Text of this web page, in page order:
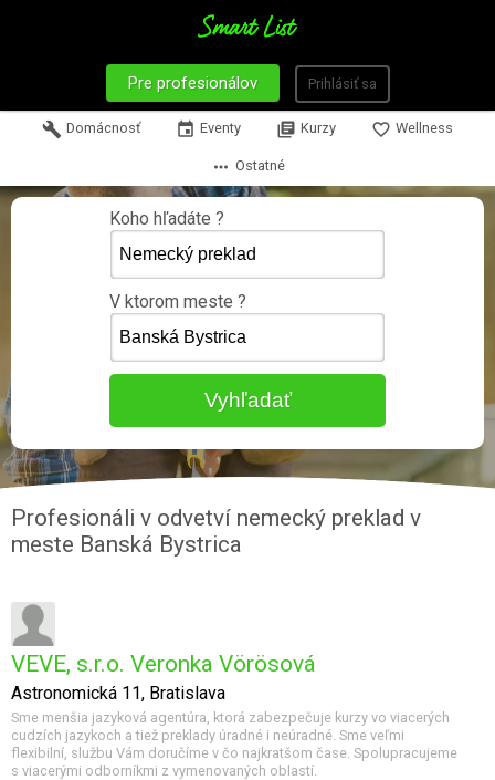
Pre profesionálov Prihlásiť sa
build Domácnosť event Eventy library_books Kurzy favorite_border Wellness
more_horiz Ostatné
Koho hľadáte ?
V ktorom meste ?
Profesionáli v odvetví nemecký preklad v
meste Banská Bystrica
VEVE, s.r.o. Veronka Vörösová
Astronomická 11, Bratislava
Sme menšia jazyková agentúra, ktorá zabezpečuje kurzy vo viacerých
cudzích jazykoch a tiež preklady úradné i neúradné. Sme veľmi
flexibilní, službu Vám doručíme v čo najkratšom čase. Spolupracujeme
s viacerými odborníkmi z vymenovaných oblastí.